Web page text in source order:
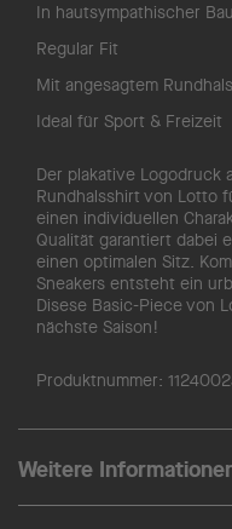
In hautsympathischer
Regular Fit
Mit angesagtem
Ideal für Sport & Freizeit
Der plakative Logodruck
Rundhalsshirt von Lotto
einen individuellen
Qualität garantiert dabei
einen optimalen Sitz.
Sneakers entsteht ein
Disese Basic-Piece von
nächste Saison!
Produktnummer:
Weitere